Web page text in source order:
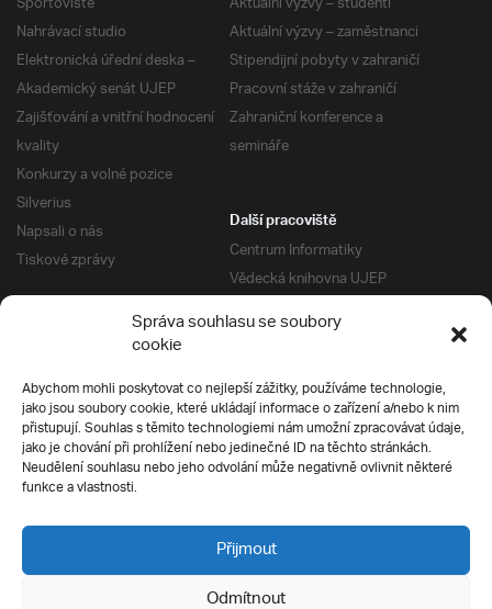
Správa souhlasu se soubory
cookie
Abychom mohli poskytovat co nejlepší zážitky, používáme technologie,
jako jsou soubory cookie, které ukládají informace o zařízení a/nebo k nim
přistupují. Souhlas s těmito technologiemi nám umožní zpracovávat údaje,
jako je chování při prohlížení nebo jedinečné ID na těchto stránkách.
Neudělení souhlasu nebo jeho odvolání může negativně ovlivnit některé
funkce a vlastnosti.
Přijmout
Odmítnout
Nahrávací studio
Elektronická úřední deska –
Akademický senát UJEP
Zajišťování a vnitřní hodnocení
kvality
Konkurzy a volné pozice
Silverius
Napsali o nás
Tiskové zprávy
Aktuální výzvy – zaměstnanci
Stipendijní pobyty v zahraničí
Pracovní stáže v zahraničí
Zahraniční konference a
semináře
Další pracoviště
Centrum Informatiky
Vědecká knihovna UJEP
Správa kolejí a menz
Univerzitní centrum podpory
Silverius
Pro uchazeče
Přijímací řízení
E-prihlaska
Přípravné kurzy
Ochrana soukromí